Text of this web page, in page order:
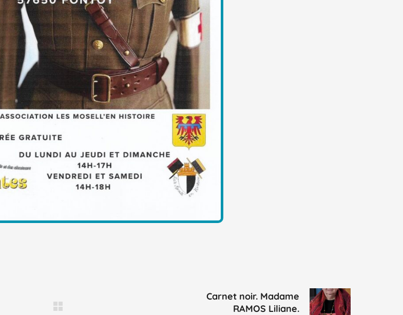
Carnet noir. Madame
RAMOS Liliane.